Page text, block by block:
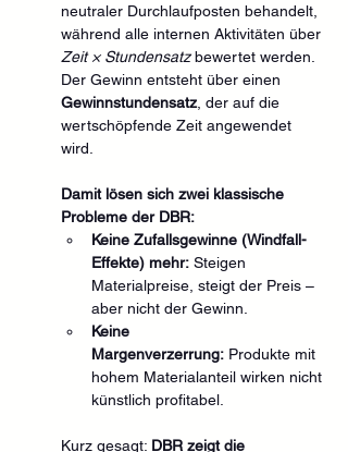
neutraler Durchlaufposten behandelt,
während alle internen Aktivitäten über
Zeit × Stundensatz bewertet werden.
Der Gewinn entsteht über einen
Gewinnstundensatz , der auf die
wertschöpfende Zeit angewendet
wird.
Damit lösen sich zwei klassische
Probleme der DBR:
Keine Zufallsgewinne (Windfall-
Effekte) mehr: Steigen
Materialpreise, steigt der Preis –
aber nicht der Gewinn.
Keine
Margenverzerrung: Produkte mit
hohem Materialanteil wirken nicht
künstlich profitabel.
Kurz gesagt: DBR zeigt die